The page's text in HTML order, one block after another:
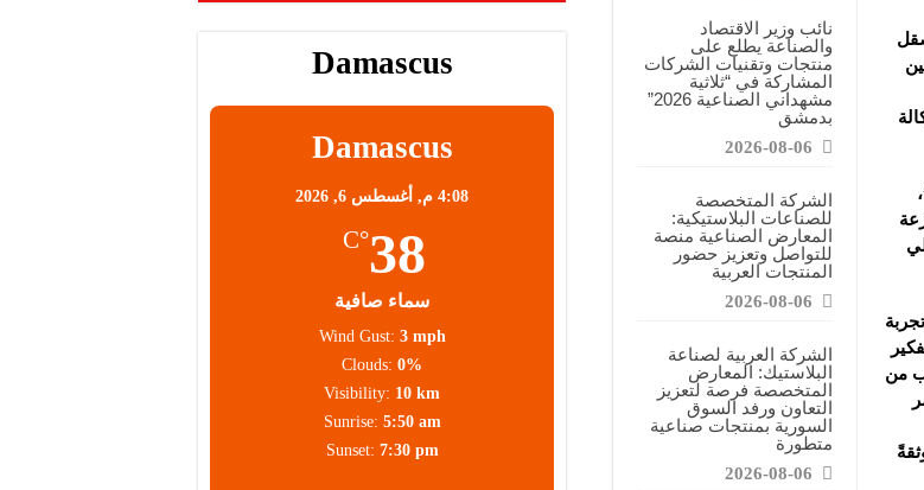
ودعم الصناعات البلاستيكية السورية
تساهم في دعم الصناعة السورية وتعزيز حضور المنتجات المحلية
نائب وزير الاقتصاد
والصناعة يطلع على
منتجات وتقنيات الشركات
المشاركة في “ثلاثية
مشهداني الصناعية 2026”
بدمشق
2026-08-06
الشركة المتخصصة
للصناعات البلاستيكية:
المعارض الصناعية منصة
للتواصل وتعزيز حضور
المنتجات العربية
2026-08-06
الشركة العربية لصناعة
البلاستيك: المعارض
المتخصصة فرصة لتعزيز
التعاون ورفد السوق
السورية بمنتجات صناعية
متطورة
2026-08-06
عاماً، موزعة
من
Damascus
Damascus
4:08 م, أغسطس 6, 2026
38
°C
سماء صافية
Wind Gust: 3 mph
Clouds: 0%
Visibility: 10 km
Sunrise: 5:50 am
Sunset: 7:30 pm